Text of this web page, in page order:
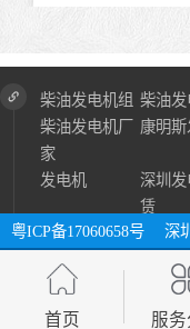
柴油发电机组 柴油发
柴油发电机厂
家
康明
发电机
深圳发
赁
粤ICP备17060658号
深
2024 All Right
首页 服